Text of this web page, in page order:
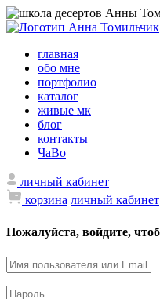
главная
обо мне
портфолио
каталог
живые мк
блог
контакты
ЧаВо
личный кабинет
корзина личный кабинет
Пожалуйста, войдите,